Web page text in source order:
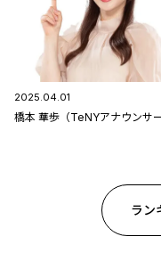
2025.04.01
橋本 華歩（TeNYアナウンサー
ラン